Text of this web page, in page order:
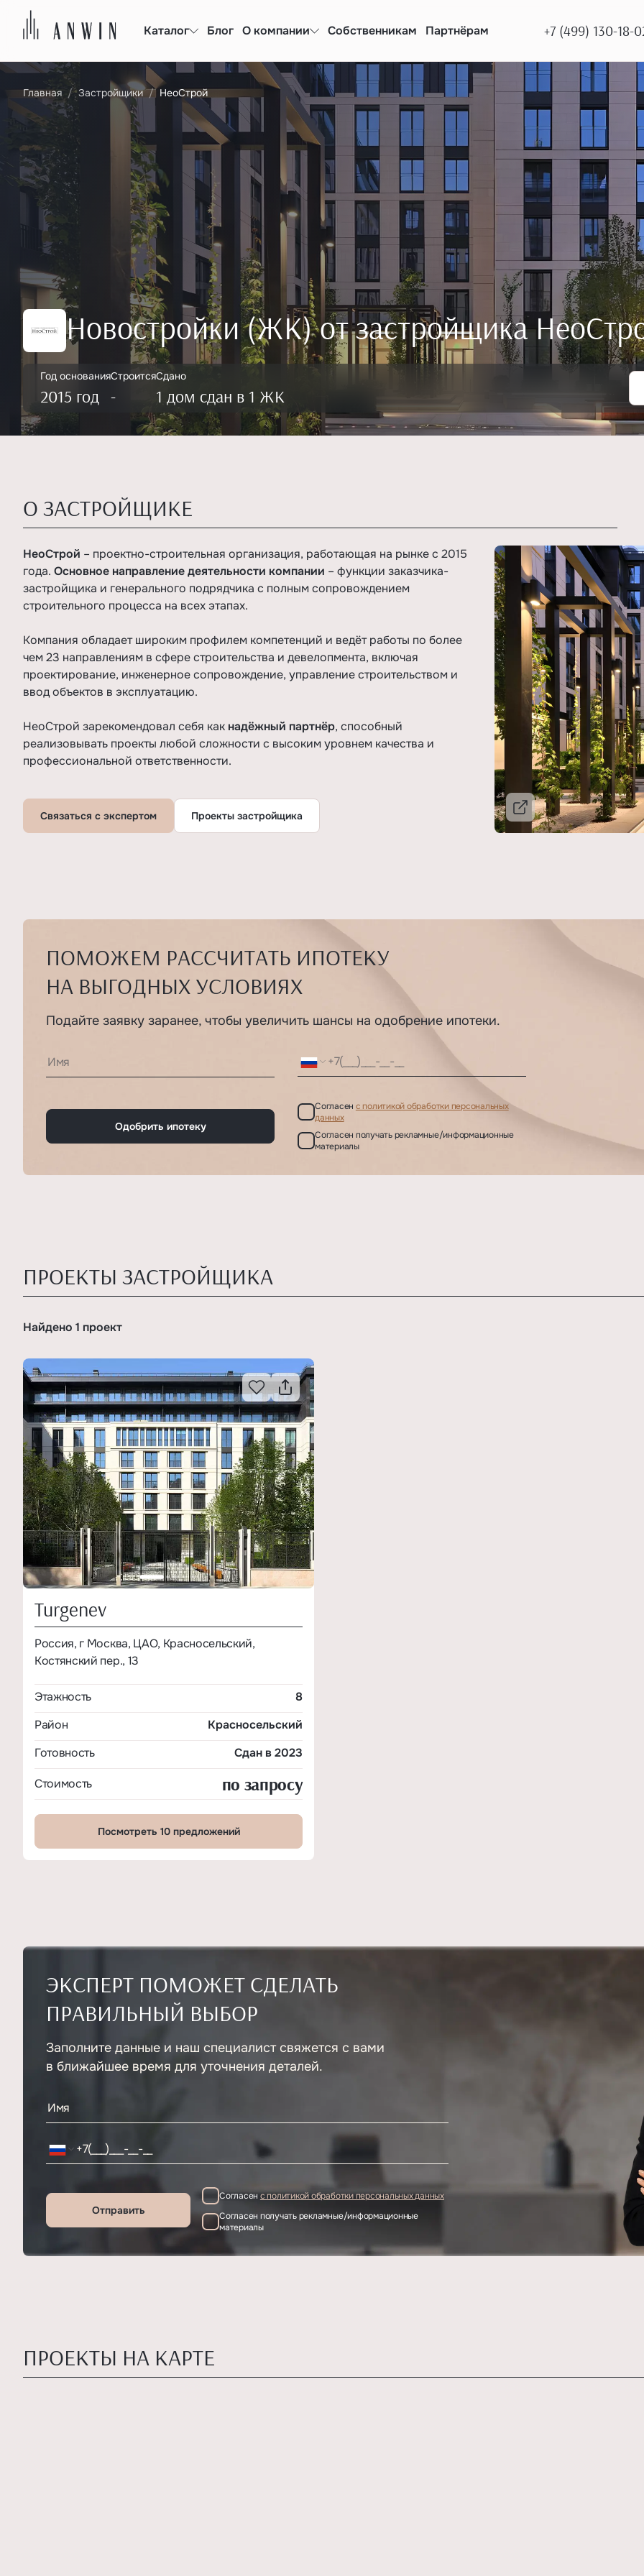
Каталог Блог О компании Собственникам Партнёрам +7 (499) 130-18-
Главная Застройщики НеоСтрой
Новостройки (ЖК) от застройщика
Год основания
2015 год
Строится
-
Сдано
1 дом сдан в 1 ЖК
О ЗАСТРОЙЩИКЕ
НеоСтрой – проектно-строительная организация, работающая на рынке с 2015
года. Основное направление деятельности компании – функции заказчика-
застройщика и генерального подрядчика с полным сопровождением
строительного процесса на всех этапах.
Компания обладает широким профилем компетенций и ведёт работы по более
чем 23 направлениям в сфере строительства и девелопмента, включая
проектирование, инженерное сопровождение, управление строительством и
ввод объектов в эксплуатацию.
НеоСтрой зарекомендовал себя как надёжный партнёр, способный
реализовывать проекты любой сложности с высоким уровнем качества и
профессиональной ответственности.
Связаться с экспертом Проекты застройщика Подробнее
ПОМОЖЕМ РАССЧИТАТЬ ИПОТЕКУ
НА ВЫГОДНЫХ УСЛОВИЯХ
Подайте заявку заранее, чтобы увеличить шансы на одобрение ипотеки.
Одобрить ипотеку
Согласен с политикой обработки персональных
данных
Согласен получать рекламные/информационные
материалы
ПРОЕКТЫ ЗАСТРОЙЩИКА
Найдено 1 проект
Turgenev
Россия, г Москва, ЦАО, Красносельский,
Костянский пер., 13
Этажность
8
Район
Красносельский
Готовность
Сдан в 2023
Стоимость по запросу
Посмотреть 10 предложений
ЭКСПЕРТ ПОМОЖЕТ СДЕЛАТЬ
ПРАВИЛЬНЫЙ ВЫБОР
Заполните данные и наш специалист свяжется с вами
в ближайшее время для уточнения деталей.
Отправить
Согласенс политикой обработки персональных данных
Согласен получать рекламные/информационные
материалы
ПРОЕКТЫ НА КАРТЕ